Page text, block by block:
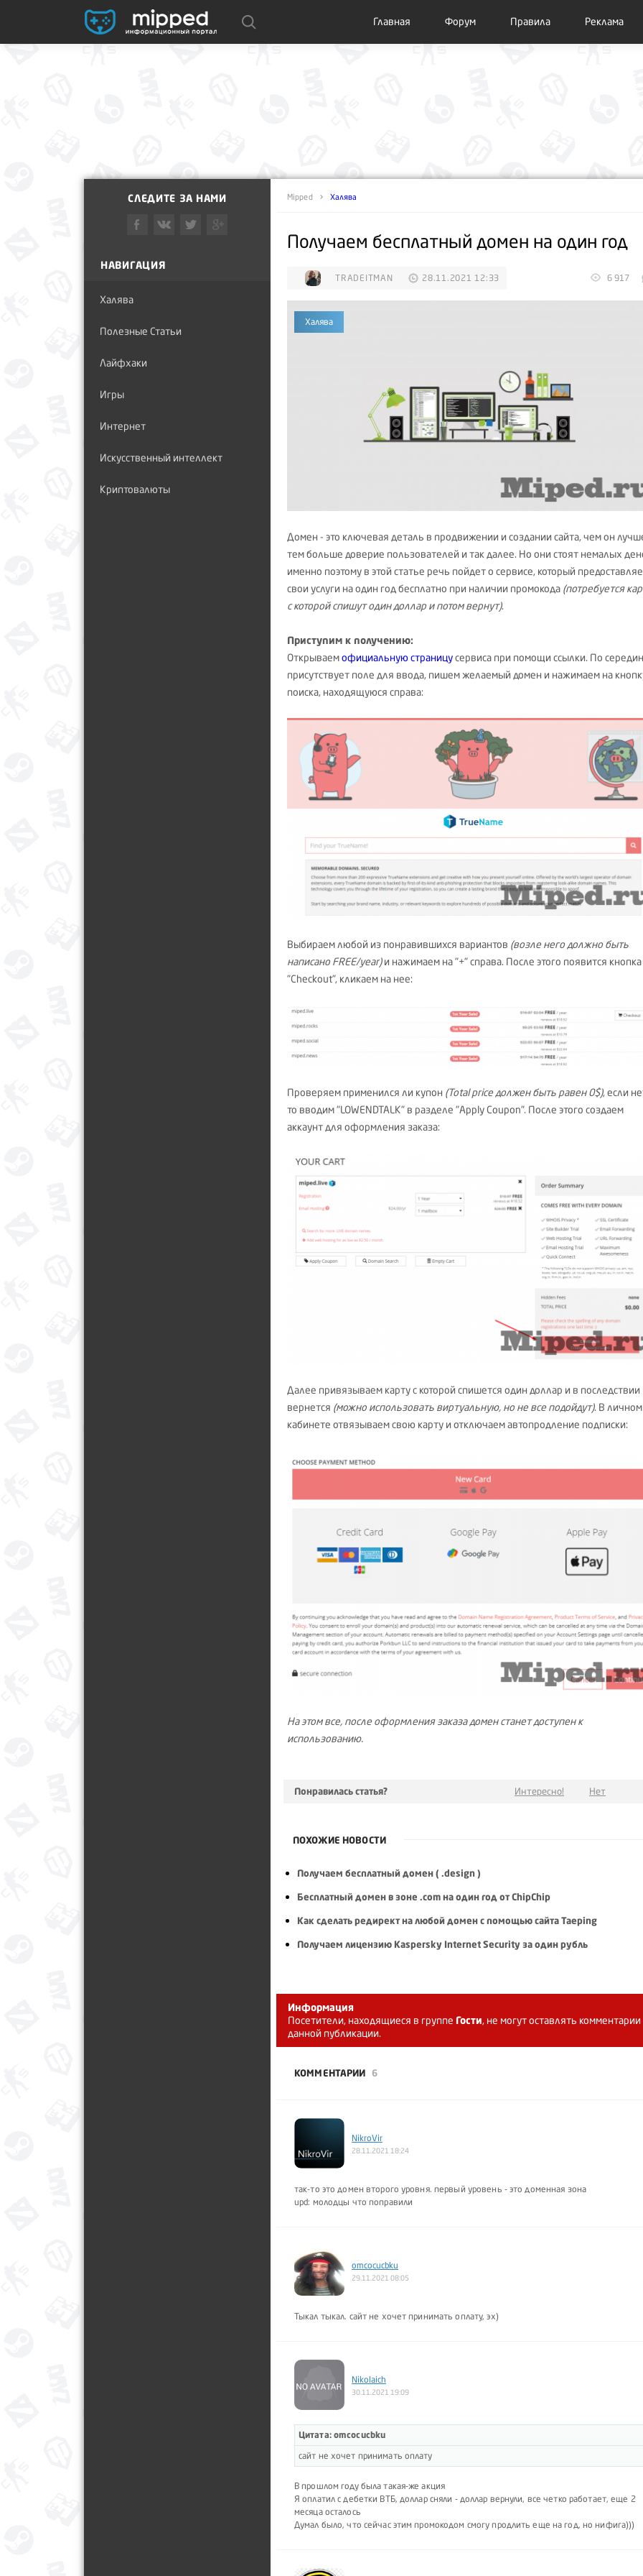
Главная Форум Правила Реклама
СЛЕДИТЕ ЗА НАМИ
НАВИГАЦИЯ
Халява
Полезные Статьи
Лайфхаки
Игры
Интернет
Искусственный интеллект
Криптовалюты
Mipped Халява
Получаем бесплатный домен на один год
TRADEITMAN 28.11.2021 12:33 6 917
Халява
Домен - это ключевая деталь в продвижении и создании сайта, чем он
тем больше доверие пользователей и так далее. Но они стоят немалых
именно поэтому в этой статье речь пойдет о сервисе, который
свои услуги на один год бесплатно при наличии промокода (потребуется
с которой спишут один доллар и потом вернут).
Приступим к получению:
Открываемофициальную страницусервиса при помощи ссылки. По
присутствует поле для ввода, пишем желаемый домен и нажимаем на
поиска, находящуюся справа:
Выбираем любой из понравившихся вариантов (возле него должно быть
написано FREE/year)и нажимаем на "+" справа. После этого появится кнопка
"Checkout", кликаем на нее:
Проверяем применился ли купон (Total price должен быть равен 0$), если
то вводим "LOWENDTALK" в разделе "Apply Coupon". После этого создаем
аккаунт для оформления заказа:
Далее привязываем карту с которой спишется один доллар и в последствии
вернется (можно использовать виртуальную, но не все подойдут). В личном
кабинете отвязываем свою карту и отключаем автопродление подписки:
На этом все, после оформления заказа домен станет доступен к
использованию.
Понравилась статья? Интересно! Нет
ПОХОЖИЕ НОВОСТИ
Получаем бесплатный домен ( .design )
Бесплатный домен в зоне .com на один год от ChipСhip
Как сделать редирект на любой домен с помощью сайта Taeping
Получаем лицензию Kaspersky Internet Security за один рубль
Информация
Посетители, находящиеся в группе Гости, не могут оставлять комментарии
данной публикации.
КОММЕНТАРИИ 6
NikroVir
28.11.2021 18:24
так-то это домен второго уровня. первый уровень - это доменная зона
upd: молодцы что поправили
omcocucbku
29.11.2021 08:05
Тыкал тыкал. сайт не хочет принимать оплату, эх)
Nikolaich
30.11.2021 19:09
Цитата: omcocucbku
сайт не хочет принимать оплату
В прошлом году была такая-же акция
Я оплатил с дебетки ВТБ, доллар сняли - доллар вернули, все четко работает, еще 2
месяца осталось
Думал было, что сейчас этим промокодом смогу продлить еще на год, но нифига)))